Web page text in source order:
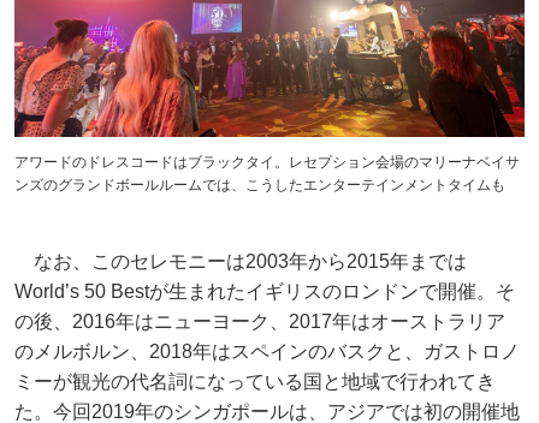
アワードのドレスコードはブラックタイ。レセプション会場のマリーナベイサ
ンズのグランドボールルームでは、こうしたエンターテインメントタイムも
なお、このセレモニーは2003年から2015年までは
World’s 50 Bestが生まれたイギリスのロンドンで開催。そ
の後、2016年はニューヨーク、2017年はオーストラリア
のメルボルン、2018年はスペインのバスクと、ガストロノ
ミーが観光の代名詞になっている国と地域で行われてき
た。今回2019年のシンガポールは、アジアでは初の開催地